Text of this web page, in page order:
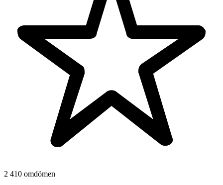
2 410 omdömen